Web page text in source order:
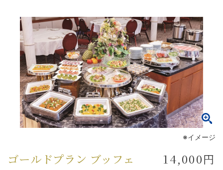
※イメージ
ゴールドプラン ブッフェ 14,000円